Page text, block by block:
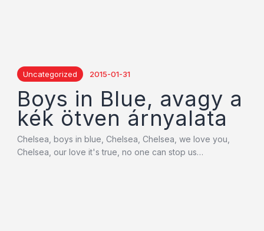
Uncategorized 2015-01-31
Boys in Blue, avagy a
kék ötven árnyalata
Chelsea, boys in blue, Chelsea, Chelsea, we love you,
Chelsea, our love it's true, no one can stop us…